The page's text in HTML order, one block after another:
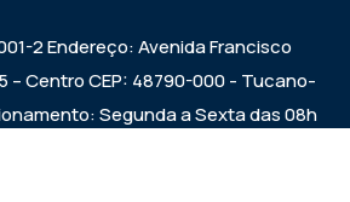
2 Endereço: Avenida Francisco
– Centro CEP: 48790-000 - Tucano-
Segunda a Sexta das 08h